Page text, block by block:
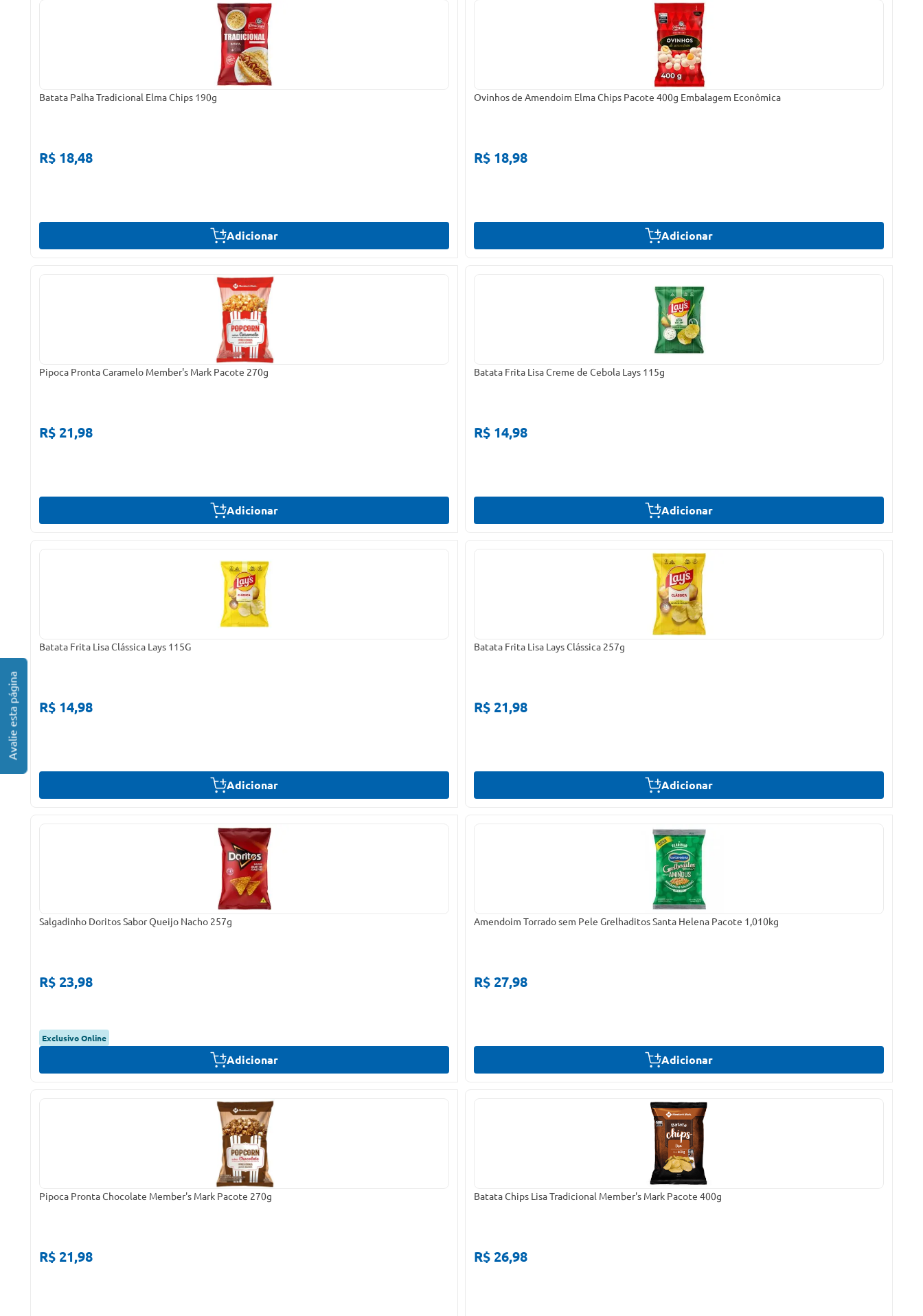
Batata Palha Tradicional Elma Chips 190g
R$ 18,48
Adicionar
Ovinhos de Amendoim Elma Chips Pacote 400g Embalagem Econômica
R$ 18,98
Adicionar
Pipoca Pronta Caramelo Member's Mark Pacote 270g
R$ 21,98
Adicionar
Batata Frita Lisa Creme de Cebola Lays 115g
R$ 14,98
Adicionar
Batata Frita Lisa Clássica Lays 115G
R$ 14,98
Adicionar
Batata Frita Lisa Lays Clássica 257g
R$ 21,98
Adicionar
Salgadinho Doritos Sabor Queijo Nacho 257g
R$ 23,98
Exclusivo Online
Adicionar
Amendoim Torrado sem Pele Grelhaditos Santa Helena Pacote 1,010kg
R$ 27,98
Adicionar
Pipoca Pronta Chocolate Member's Mark Pacote 270g
R$ 21,98
Batata Chips Lisa Tradicional Member's Mark Pacote 400g
R$ 26,98